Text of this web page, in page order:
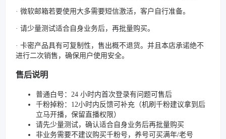
· 微软邮箱若要使用大多需要短信激活，客户自行准备。
· 请少量测试适合自身业务后，再批量购买。
· 卡密产品具有可复制性，售出概不退货。并且本店承诺绝不
进行二次销售，确保用户使用安全。
售后说明
普通白号：24 小时内首次登录有问题可售后
千粉掉粉：12小时内反馈可补充（机刷千粉建议拿到后
立马开播，保留直播权限）
请先少量测试，确认适合自身业务后再批量购买
非业务需要不建议购买千粉号，养号可买满年/老号